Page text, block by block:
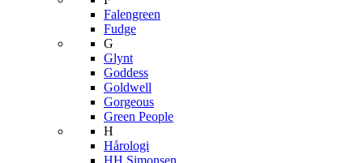
Falengreen
Fudge
G
Glynt
Goddess
Goldwell
Gorgeous
Green People
H
Hårologi
HH Simonsen